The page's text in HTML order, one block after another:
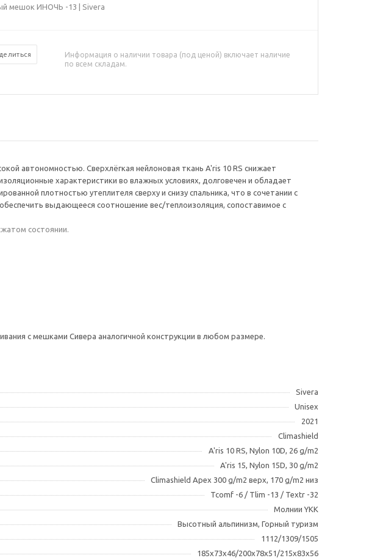
мешок ИНОЧЬ -13 | Sivera
Информация о наличии товара (под ценой) включает наличие
по всем складам.
автономностью. Сверхлёгкая нейлоновая ткань A'ris 10 RS снижает
характеристики во влажных условиях, долговечен и обладает
плотностью утеплителя сверху и снизу спальника, что в сочетании с
выдающееся соотношение вес/теплоизоляция, сопоставимое с
состоянии.
с мешками Сивера аналогичной конструкции в любом размере.
Sivera
Unisex
2021
Climashield
A'ris 10 RS, Nylon 10D, 26 g/m2
A'ris 15, Nylon 15D, 30 g/m2
Climashield Apex 300 g/m2 верх, 170 g/m2 низ
Tcomf -6 / Tlim -13 / Textr -32
Молнии YKK
Высотный альпинизм, Горный туризм
1112/1309/1505
185х73х46/200х78х51/215х83х56